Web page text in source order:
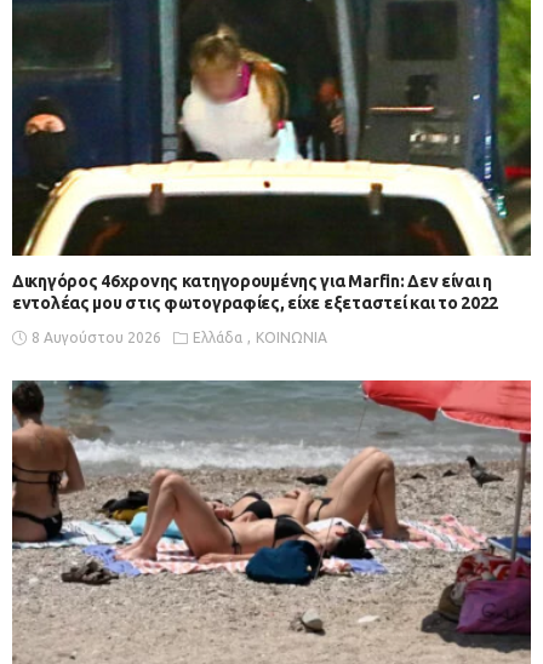
Δικηγόρος 46χρονης κατηγορουμένης για Marfin: Δεν είναι η
εντολέας μου στις φωτογραφίες, είχε εξεταστεί και το 2022
8 Αυγούστου 2026 Ελλάδα ΚΟΙΝΩΝΙΑ